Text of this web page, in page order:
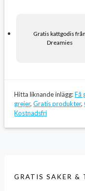
Gratis kattgodis från
Dreamies
Hitta liknande inlägg:Få
grejer, Gratis produkter,
Kostnadsfri
GRATIS SAKER &